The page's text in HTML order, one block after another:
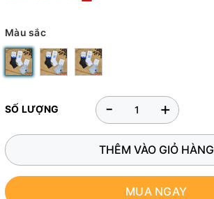
Màu sắc
SỐ LƯỢNG +
-
THÊM VÀO GIỎ HÀNG
MUA NGAY